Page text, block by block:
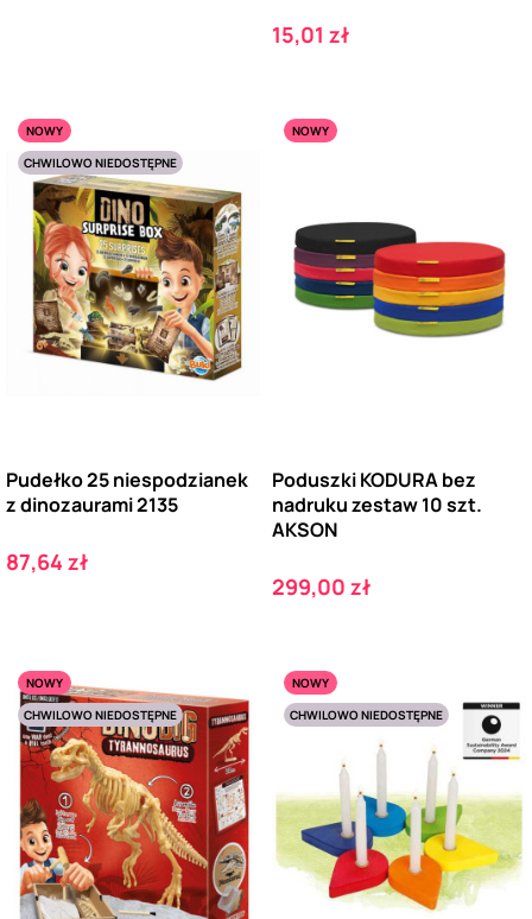
Cena
15,01 zł
NOWY
CHWILOWO NIEDOSTĘPNE
Pudełko 25 niespodzianek
z dinozaurami 2135
Cena
87,64 zł
NOWY
Poduszki KODURA bez
nadruku zestaw 10 szt.
AKSON
Cena
299,00 zł
NOWY
CHWILOWO NIEDOSTĘPNE
NOWY
CHWILOWO NIEDOSTĘPNE